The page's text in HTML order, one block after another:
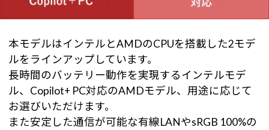
本モデルはインテルとAMDのCPUを搭載した2モデ
ルをラインアップしています。
長時間のバッテリー動作を実現するインテルモデ
ル、Copilot+ PC対応のAMDモデル、用途に応じて
お選びいただけます。
また安定した通信が可能な有線LANやsRGB 100%の